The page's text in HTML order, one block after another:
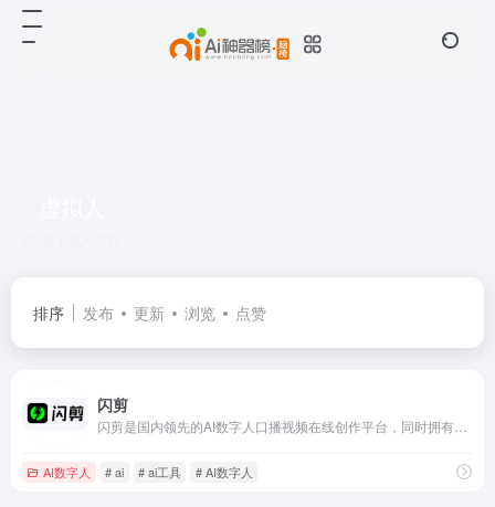
排序 发布 更新 浏览 点赞
闪剪
AI数字人 # ai # ai工具 # AI数字人